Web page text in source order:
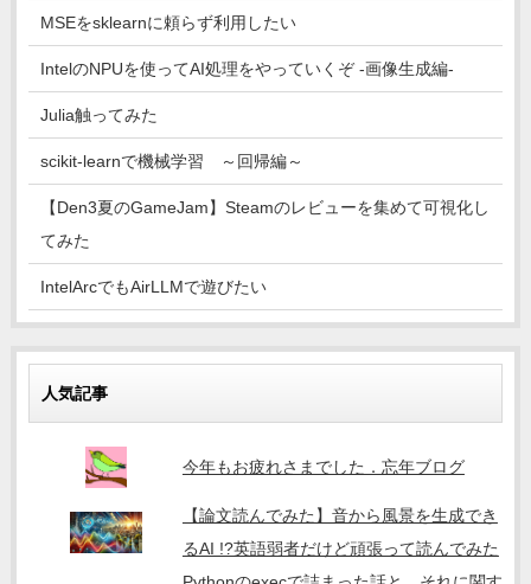
MSEをsklearnに頼らず利用したい
IntelのNPUを使ってAI処理をやっていくぞ -画像生成編-
Julia触ってみた
scikit-learnで機械学習 ～回帰編～
【Den3夏のGameJam】Steamのレビューを集めて可視化し
てみた
IntelArcでもAirLLMで遊びたい
人気記事
今年もお疲れさまでした．忘年ブログ
【論文読んでみた】音から風景を生成でき
るAI !?英語弱者だけど頑張って読んでみた